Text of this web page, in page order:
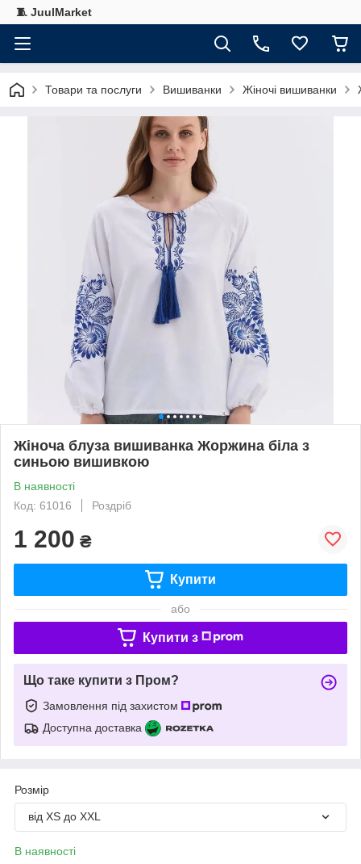
🧵 JuulMarket
Товари та послуги Вишиванки Жіночі вишиванки
Жіноча блуза вишиванка Жоржина біла з
синьою вишивкою
В наявності
Код: 61016
Роздріб
1 200 ₴
Купити
або
Купити з
Що таке купити з Пром?
Замовлення під захистом
Доступна доставка
Розмір
від XS до XXL
В наявності